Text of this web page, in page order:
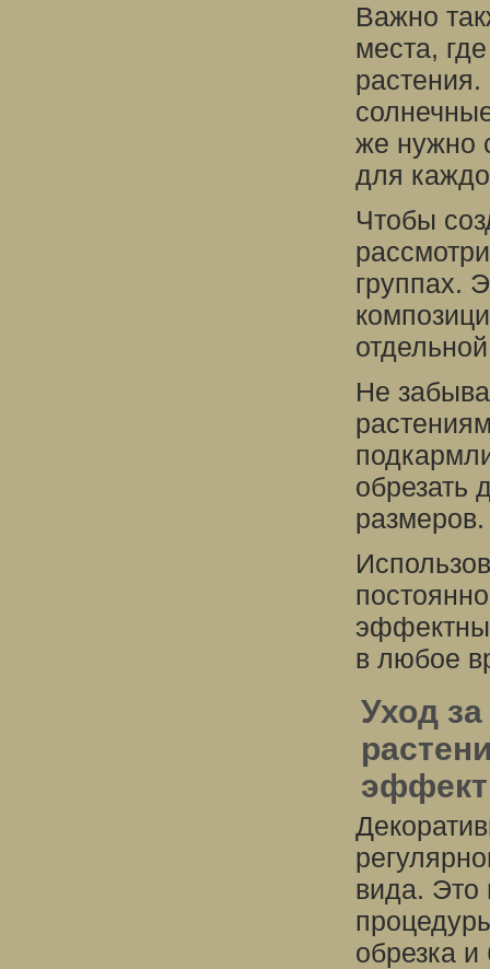
Важно
места,
же нужно
для
Чтобы
группах.
Не
размеров.
в любое
Уход
вида. Это
обрезка